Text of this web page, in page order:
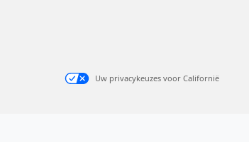
Uw privacykeuzes voor Californië